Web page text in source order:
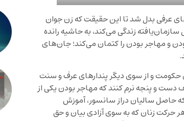
عرفی بدل شد تا این حقیقت که زن جوان
زندگی می‌کند، به حاشیه رانده
و مهاجر بودن را کتمان می‌کند؛ جان‌های
حکومت و از سوی دیگر پندارهای عرف و سنت
و پنجه نرم کنند که مهاجر بودن یکی از
حاصل سالیان دراز سانسور، آموزش
زنان که به سوی آزادی بیان و حق